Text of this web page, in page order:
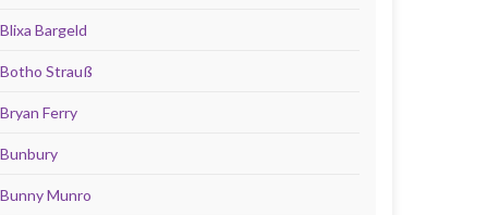
Blixa Bargeld
Botho Strauß
Bryan Ferry
Bunbury
Bunny Munro